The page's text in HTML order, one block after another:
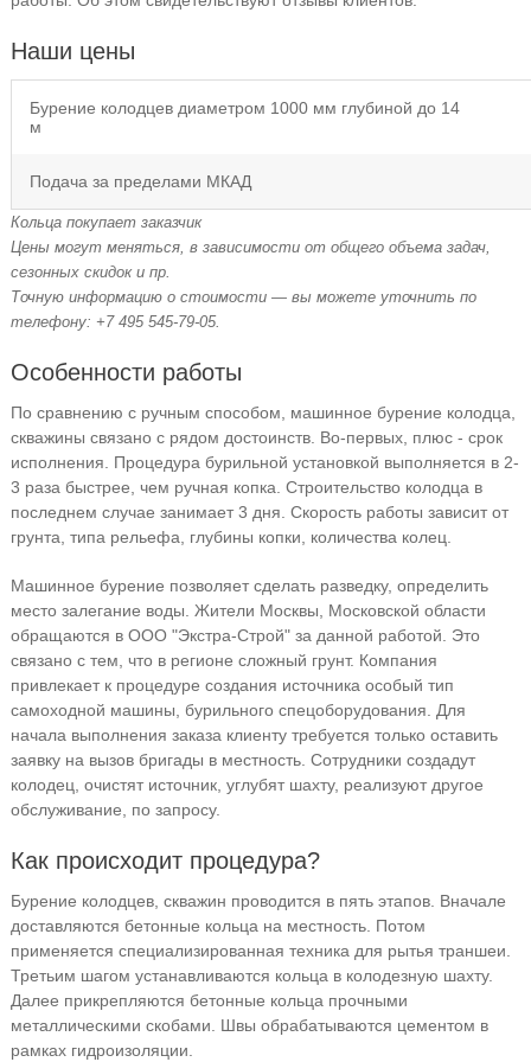
Наши цены
Бурение колодцев диаметром 1000 мм глубиной до 14
м
Подача за пределами МКАД
Кольца покупает заказчик
Цены могут меняться, в зависимости от общего объема задач,
сезонных скидок и пр.
Точную информацию о стоимости — вы можете уточнить по
телефону: +7 495 545-79-05.
Особенности работы
По сравнению с ручным способом, машинное бурение колодца,
скважины связано с рядом достоинств. Во-первых, плюс - срок
исполнения. Процедура бурильной установкой выполняется в 2-
3 раза быстрее, чем ручная копка. Строительство колодца в
последнем случае занимает 3 дня. Скорость работы зависит от
грунта, типа рельефа, глубины копки, количества колец.
Машинное бурение позволяет сделать разведку, определить
место залегание воды. Жители Москвы, Московской области
обращаются в ООО "Экстра-Строй" за данной работой. Это
связано с тем, что в регионе сложный грунт. Компания
привлекает к процедуре создания источника особый тип
самоходной машины, бурильного спецоборудования. Для
начала выполнения заказа клиенту требуется только оставить
заявку на вызов бригады в местность. Сотрудники создадут
колодец, очистят источник, углубят шахту, реализуют другое
обслуживание, по запросу.
Как происходит процедура?
Бурение колодцев, скважин проводится в пять этапов. Вначале
доставляются бетонные кольца на местность. Потом
применяется специализированная техника для рытья траншеи.
Третьим шагом устанавливаются кольца в колодезную шахту.
Далее прикрепляются бетонные кольца прочными
металлическими скобами. Швы обрабатываются цементом в
рамках гидроизоляции.